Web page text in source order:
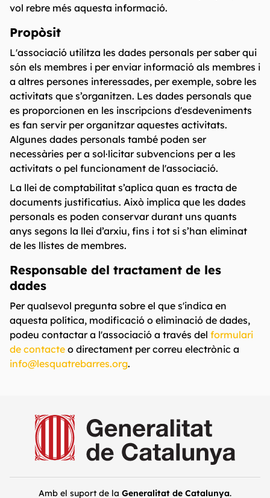
vol rebre més aquesta informació.
Propòsit
L'associació utilitza les dades personals per saber qui
són els membres i per enviar informació als membres i
a altres persones interessades, per exemple, sobre les
activitats que s’organitzen. Les dades personals que
es proporcionen en les inscripcions d'esdeveniments
es fan servir per organitzar aquestes activitats.
Algunes dades personals també poden ser
necessàries per a sol·licitar subvencions per a les
activitats o pel funcionament de l'associació.
La llei de comptabilitat s’aplica quan es tracta de
documents justificatius. Això implica que les dades
personals es poden conservar durant uns quants
anys segons la llei d’arxiu, fins i tot si s’han eliminat
de les llistes de membres.
Responsable del tractament de les
dades
Per qualsevol pregunta sobre el que s'indica en
aquesta política, modificació o eliminació de dades,
podeu contactar a l'associació a través del formulari
de contacte o directament per correu electrònic a
info@lesquatrebarres.org.
Amb el suport de la Generalitat de Catalunya.